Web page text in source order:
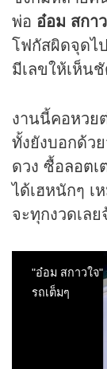
พ่อ อ๋อม สกา
โฟกัสผิดจุดไ
มีเลขให้เห็น
งานนี้คอหวย
ทั้งยังบอกด้ว
ดวง ซื้อลอตเ
ได้เฮหนักๆ เ
จะทุกงวดเลย